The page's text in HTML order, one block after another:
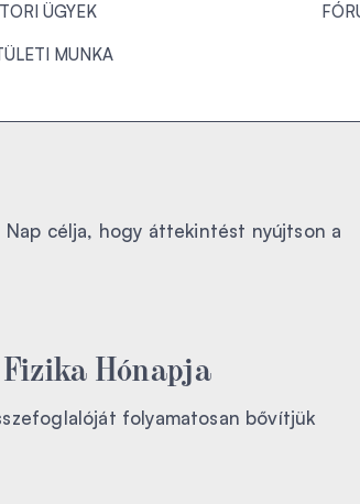
ÜGYEK
MUNKA
célja, hogy áttekintést nyújtson a
Fizika Hónapja
folyamatosan bővítjük